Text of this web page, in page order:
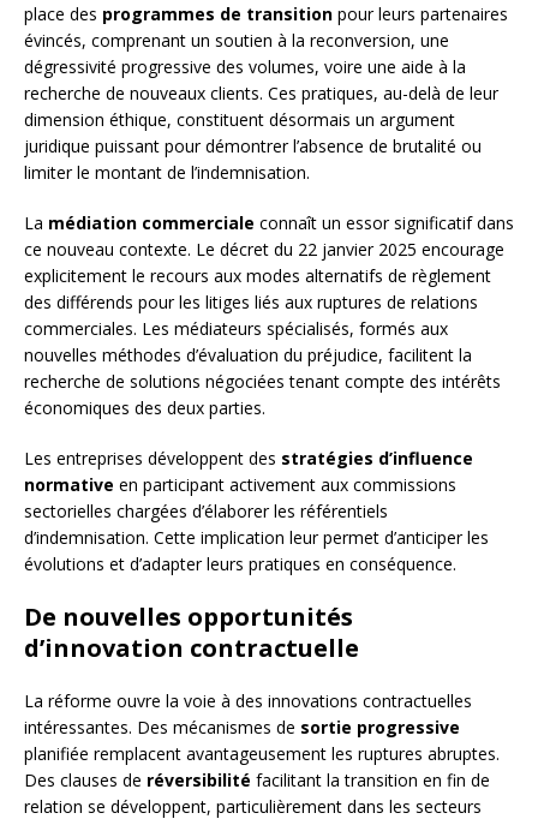
place des programmes de transition pour leurs partenaires
évincés, comprenant un soutien à la reconversion, une
dégressivité progressive des volumes, voire une aide à la
recherche de nouveaux clients. Ces pratiques, au-delà de leur
dimension éthique, constituent désormais un argument
juridique puissant pour démontrer l’absence de brutalité ou
limiter le montant de l’indemnisation.
La médiation commerciale connaît un essor significatif dans
ce nouveau contexte. Le décret du 22 janvier 2025 encourage
explicitement le recours aux modes alternatifs de règlement
des différends pour les litiges liés aux ruptures de relations
commerciales. Les médiateurs spécialisés, formés aux
nouvelles méthodes d’évaluation du préjudice, facilitent la
recherche de solutions négociées tenant compte des intérêts
économiques des deux parties.
Les entreprises développent des stratégies d’influence
normative en participant activement aux commissions
sectorielles chargées d’élaborer les référentiels
d’indemnisation. Cette implication leur permet d’anticiper les
évolutions et d’adapter leurs pratiques en conséquence.
De nouvelles opportunités
d’innovation contractuelle
La réforme ouvre la voie à des innovations contractuelles
intéressantes. Des mécanismes de sortie progressive
planifiée remplacent avantageusement les ruptures abruptes.
Des clauses de réversibilité facilitant la transition en fin de
relation se développent, particulièrement dans les secteurs